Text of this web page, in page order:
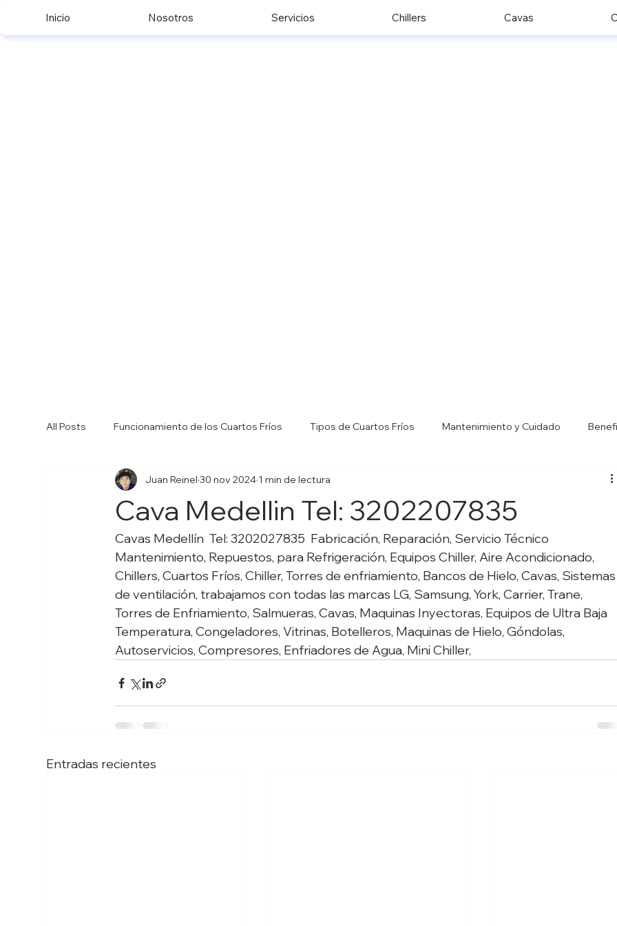
Inicio Nosotros Servicios Chillers Cavas
All Posts Funcionamiento de los Cuartos Fríos Tipos de Cuartos Fríos Mantenimiento y Cuidado
Cómo Elegir el Cuarto Frío Ideal Sistemas de Refrigeración Industria
Funcionamiento de los Chillers Tipos de Chillers Aplicaciones de Chillers Industrial Beneficios de los
Elección del Chiller Adecuado
Cava Medellin Tel: 3202207835
Juan Reinel 30 nov 2024 1 min de lectura
Cavas Medellín  Tel: 3202027835  Fabricación, Reparación, Servicio Técnico
Mantenimiento, Repuestos, para Refrigeración, Equipos Chiller, Aire Acondicionado,
Chillers, Cuartos Fríos, Chiller, Torres de enfriamiento, Bancos de Hielo, Cavas,
de ventilación, trabajamos con todas las marcas LG, Samsung, York, Carrier, Trane,
Torres de Enfriamiento, Salmueras, Cavas, Maquinas Inyectoras, Equipos de Ultra Baja
Temperatura, Congeladores, Vitrinas, Botelleros, Maquinas de Hielo, Góndolas,
Autoservicios, Compresores, Enfriadores de Agua, Mini Chiller,
Entradas recientes